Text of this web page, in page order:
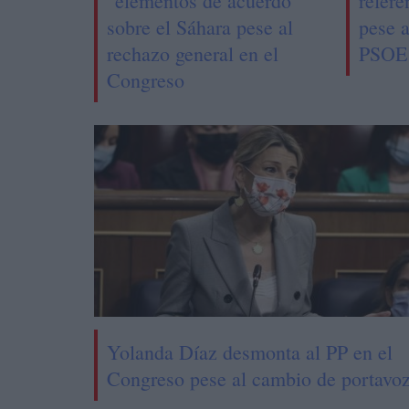
sobre el Sáhara pese al
rechazo general en el
Congreso
pese
PSOE
Yolanda Díaz desmonta al PP en el
Congreso pese al cambio de portavoz